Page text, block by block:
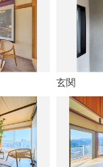
玄関